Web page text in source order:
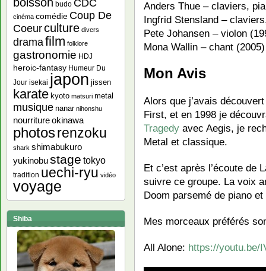
Anders Thue – claviers,
Ingfrid Stensland –
Pete Johansen – violon
Mona Wallin – chant (2005)
Mon Avis
Alors que j’avais
First, et en 1998 je
Tragedy avec Aegis, je
Metal et classique.
Et c’est après l’écoute de
suivre ce groupe. La voix
Doom parsemé de piano
Mes morceaux préférés
All Alone: https://youtu.be/
budo CDC
cinéma comédie Coup De
Coeurculture divers
dramafilm folklore
gastronomie HDJ
heroic-fantasy Humeur Du
Jour isekai japon jissen
karate kyoto matsuri metal
musique nanar nihonshu
nourritureokinawa
photosrenzoku
shark shimabukuro
yukinobustage tokyo
tradition uechi-ryu vidéo
voyage
Shiba